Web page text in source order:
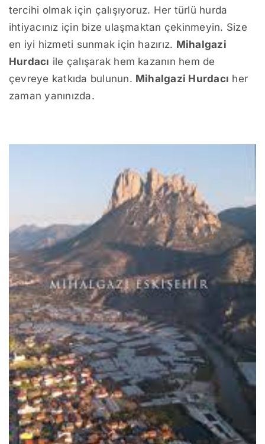
tercihi olmak için çalışıyoruz. Her türlü hurda
ihtiyacınız için bize ulaşmaktan çekinmeyin. Size
en iyi hizmeti sunmak için hazırız. Mihalgazi
Hurdacı ile çalışarak hem kazanın hem de
çevreye katkıda bulunun. Mihalgazi Hurdacı her
zaman yanınızda.